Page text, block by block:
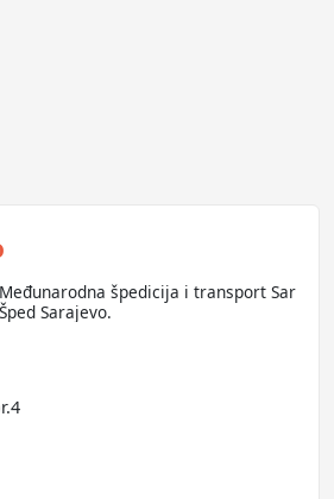
Međunarodna špedicija i transport Sar
Sarajevo.